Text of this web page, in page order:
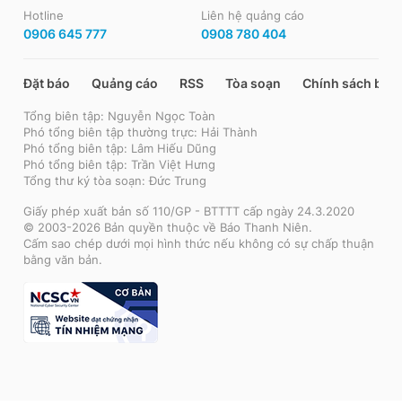
Hotline
0906 645 777
Liên hệ quảng cáo
0908 780 404
Đặt báo Quảng cáo RSS Tòa soạn Chính sách bảo
Tổng biên tập: Nguyễn Ngọc Toàn
Phó tổng biên tập thường trực: Hải Thành
Phó tổng biên tập: Lâm Hiếu Dũng
Phó tổng biên tập: Trần Việt Hưng
Tổng thư ký tòa soạn: Đức Trung
Giấy phép xuất bản số 110/GP - BTTTT cấp ngày 24.3.2020
© 2003-2026 Bản quyền thuộc về Báo Thanh Niên.
Cấm sao chép dưới mọi hình thức nếu không có sự chấp thuận
bằng văn bản.